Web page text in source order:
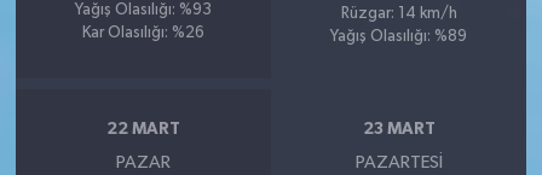
Yağış Olasılığı: %93
Kar Olasılığı: %26
Rüzgar: 14 km/h
Yağış Olasılığı: %89
22 MART
PAZAR
23 MART
PAZARTESI